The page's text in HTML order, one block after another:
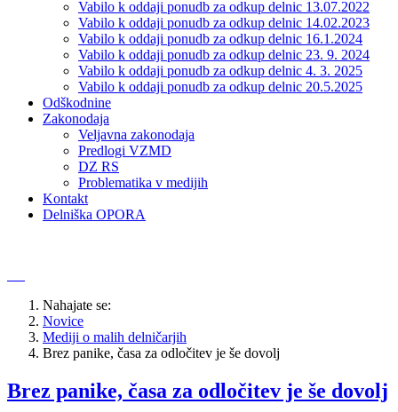
Vabilo k oddaji ponudb za odkup delnic 13.07.2022
Vabilo k oddaji ponudb za odkup delnic 14.02.2023
Vabilo k oddaji ponudb za odkup delnic 16.1.2024
Vabilo k oddaji ponudb za odkup delnic 23. 9. 2024
Vabilo k oddaji ponudb za odkup delnic 4. 3. 2025
Vabilo k oddaji ponudb za odkup delnic 20.5.2025
Odškodnine
Zakonodaja
Veljavna zakonodaja
Predlogi VZMD
DZ RS
Problematika v medijih
Kontakt
Delniška OPORA
Nahajate se:
Novice
Mediji o malih delničarjih
Brez panike, časa za odločitev je še dovolj
Brez panike, časa za odločitev je še dovolj